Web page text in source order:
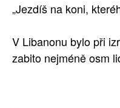
„Jezdíš na koni,
V Libanonu bylo při
zabito nejméně osm